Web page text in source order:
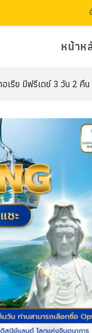
หน้าห
เรีย มีฟรีเดย์ 3 วัน 2 คืน